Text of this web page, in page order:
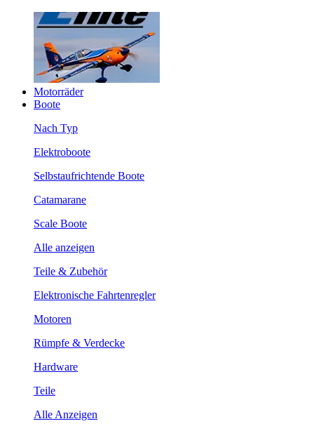
Motorräder
Boote
Nach Typ
Elektroboote
Selbstaufrichtende Boote
Catamarane
Scale Boote
Alle anzeigen
Teile & Zubehör
Elektronische Fahrtenregler
Motoren
Rümpfe & Verdecke
Hardware
Teile
Alle Anzeigen